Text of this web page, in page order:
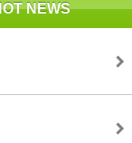
NEWS